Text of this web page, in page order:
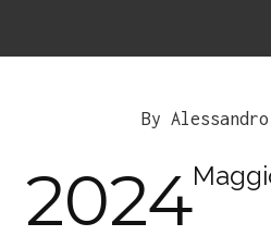
By
2024